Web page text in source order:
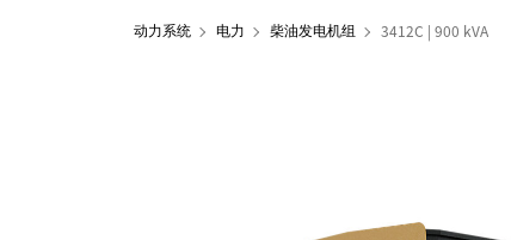
动力系统 电力 柴油发电机组 3412C | 900 kVA